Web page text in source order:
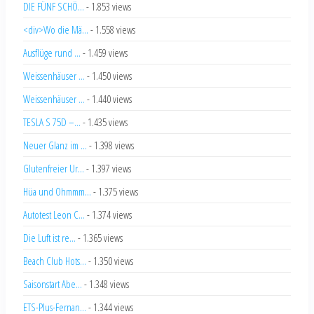
DIE FÜNF SCHÖ... - 1.853 views
<div>Wo die Mä... - 1.558 views
Ausflüge rund ... - 1.459 views
Weissenhäuser ... - 1.450 views
Weissenhäuser ... - 1.440 views
TESLA S 75D –... - 1.435 views
Neuer Glanz im ... - 1.398 views
Glutenfreier Ur... - 1.397 views
Hüa und Ohmmm... - 1.375 views
Autotest Leon C... - 1.374 views
Die Luft ist re... - 1.365 views
Beach Club Hots... - 1.350 views
Saisonstart Abe... - 1.348 views
ETS-Plus-Fernan... - 1.344 views